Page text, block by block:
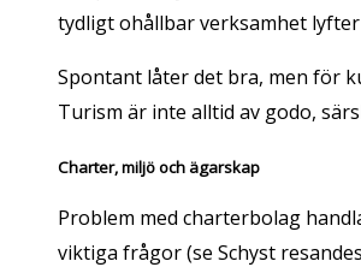
tydligt ohållbar verksamhet
Spontant låter det bra, men för
Turism är inte alltid av godo,
Charter, miljö och ägarskap
Problem med charterbolag
viktiga frågor (se Schyst